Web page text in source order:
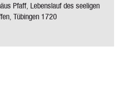
Pfaff, Lebenslauf des seeligen
Tübingen 1720